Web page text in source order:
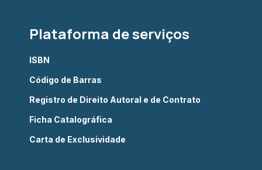
Plataforma de serviços
ISBN
Código de Barras
Registro de Direito Autoral e de Contrato
Ficha Catalográfica
Carta de Exclusividade